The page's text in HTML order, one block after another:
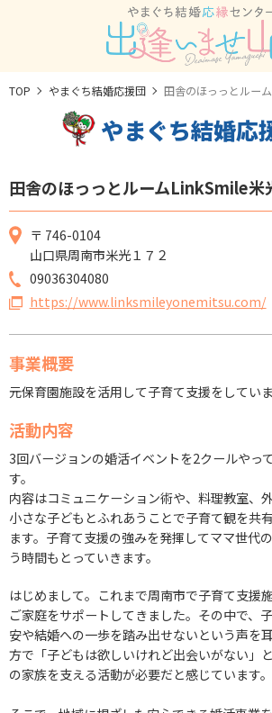
TOP やまぐち結婚応援団 田舎のほっっとルー
やまぐち結婚応
田舎のほっっとルームLinkSmile米
〒 746-0104
山口県周南市米光１７２
09036304080
https://www.linksmileyonemitsu.com/
事業概要
元保育園施設を活用して子育て支援をしていま
活動内容
3回バージョンの婚活イベントを2クールやっ
す。
内容はコミュニケーション術や、料理教室、
小さな子どもとふれあうことで子育て観を共
ます。子育て支援の強みを発揮してママ世代
う時間もとっていきます。
はじめまして。これまで周南市で子育て支援
ご家庭をサポートしてきました。その中で、
安や結婚への一歩を踏み出せないという声を
方で「子どもは欲しいけれど出会いがない」
の家族を支える活動が必要だと感じています